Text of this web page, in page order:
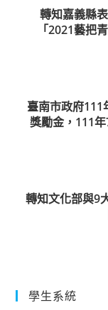
轉知嘉義縣
「2021藝把
臺南市政府111
獎勵金，111
轉知文化部與9
學生系統